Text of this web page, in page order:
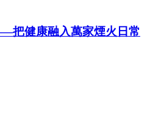
把健康融入萬家煙火日常